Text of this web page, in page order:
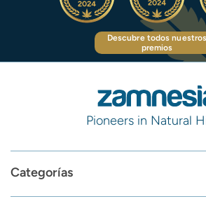
Descubre todos nuestros
premios
Pioneers in Natural
Categorías